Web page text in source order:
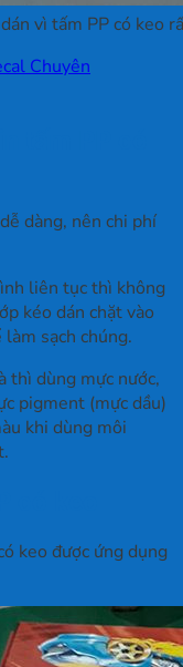
vì tấm PP có keo
Chuyên
dàng, nên chi phí
liên tục thì không
kéo dán chặt vào
sạch chúng.
thì dùng mực nước,
pigment (mực dầu)
khi dùng môi
keo được ứng dụng